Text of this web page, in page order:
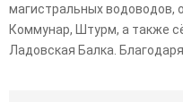
магистральных водоводов,
Коммунар, Штурм, а также
Ладовская Балка.